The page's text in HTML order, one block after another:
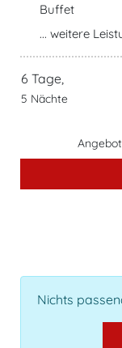
Buffet
... weitere
6 Tage,
5 Nächte
Nichts